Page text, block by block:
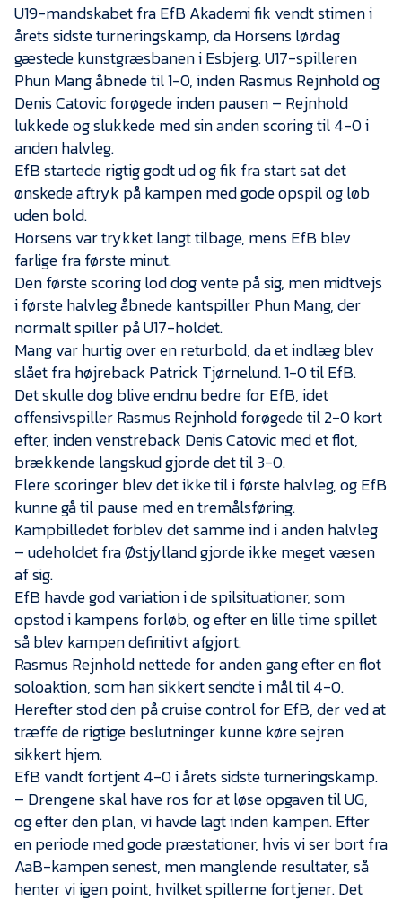
Kontakt
Job i EfB
Presse
U19-mandskabet fra EfB Akademi fik vendt stimen i
årets sidste turneringskamp, da Horsens lørdag
gæstede kunstgræsbanen i Esbjerg. U17-spilleren
Phun Mang åbnede til 1-0, inden Rasmus Rejnhold og
Denis Catovic forøgede inden pausen – Rejnhold
lukkede og slukkede med sin anden scoring til 4-0 i
anden halvleg.
EfB startede rigtig godt ud og fik fra start sat det
ønskede aftryk på kampen med gode opspil og løb
uden bold.
Horsens var trykket langt tilbage, mens EfB blev
farlige fra første minut.
Den første scoring lod dog vente på sig, men midtvejs
i første halvleg åbnede kantspiller Phun Mang, der
normalt spiller på U17-holdet.
Mang var hurtig over en returbold, da et indlæg blev
slået fra højreback Patrick Tjørnelund. 1-0 til EfB.
Det skulle dog blive endnu bedre for EfB, idet
offensivspiller Rasmus Rejnhold forøgede til 2-0 kort
efter, inden venstreback Denis Catovic med et flot,
brækkende langskud gjorde det til 3-0.
Flere scoringer blev det ikke til i første halvleg, og EfB
kunne gå til pause med en tremålsføring.
Kampbilledet forblev det samme ind i anden halvleg
– udeholdet fra Østjylland gjorde ikke meget væsen
af sig.
EfB havde god variation i de spilsituationer, som
opstod i kampens forløb, og efter en lille time spillet
så blev kampen definitivt afgjort.
Rasmus Rejnhold nettede for anden gang efter en flot
soloaktion, som han sikkert sendte i mål til 4-0.
Herefter stod den på cruise control for EfB, der ved at
træffe de rigtige beslutninger kunne køre sejren
sikkert hjem.
EfB vandt fortjent 4-0 i årets sidste turneringskamp.
– Drengene skal have ros for at løse opgaven til UG,
og efter den plan, vi havde lagt inden kampen. Efter
en periode med gode præstationer, hvis vi ser bort fra
AaB-kampen senest, men manglende resultater, så
henter vi igen point, hvilket spillerne fortjener. Det